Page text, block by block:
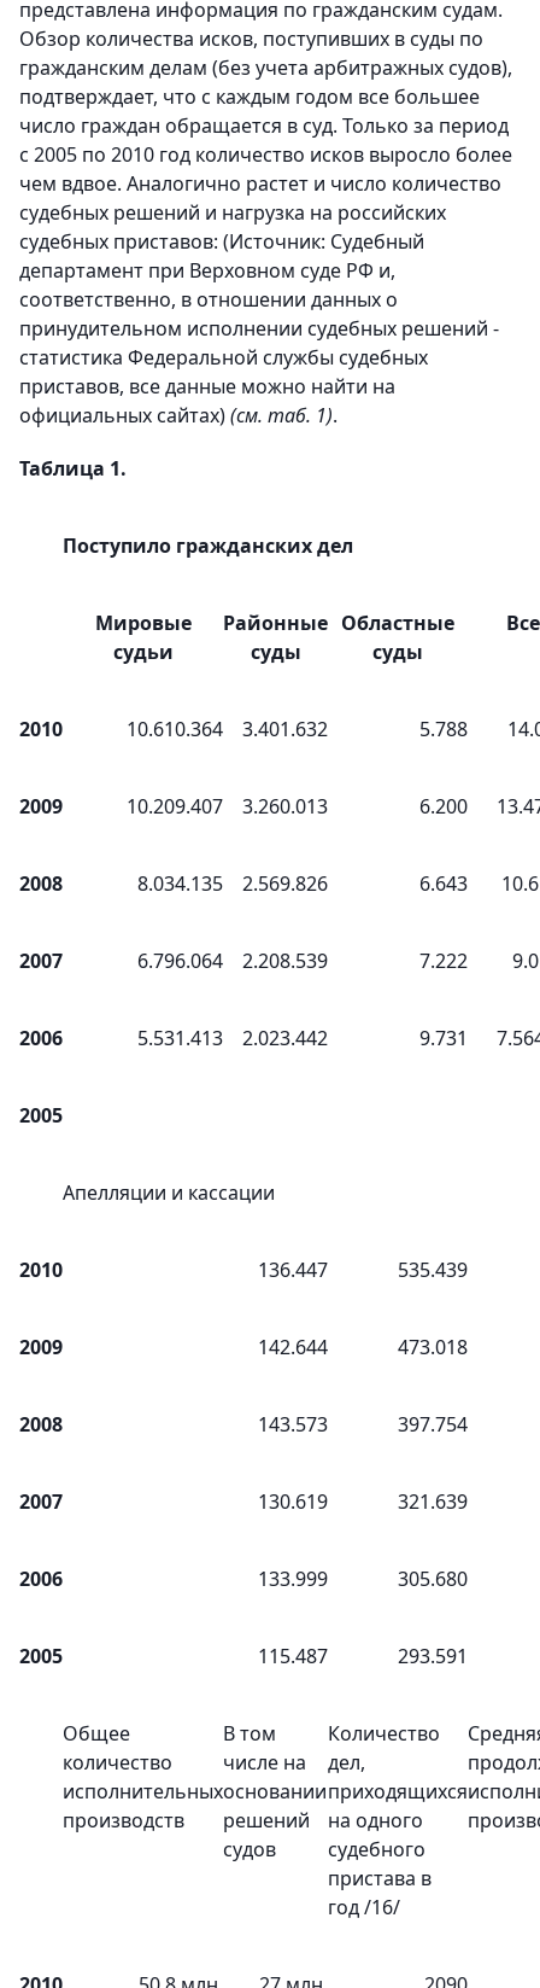
представлена информация по гражданским судам.
Обзор количества исков, поступивших в суды по
гражданским делам (без учета арбитражных судов),
подтверждает, что с каждым годом все большее
число граждан обращается в суд. Только за период
с 2005 по 2010 год количество исков выросло более
чем вдвое. Аналогично растет и число количество
судебных решений и нагрузка на российских
судебных приставов: (Источник: Судебный
департамент при Верховном суде РФ и,
соответственно, в отношении данных о
принудительном исполнении судебных решений -
статистика Федеральной службы судебных
приставов, все данные можно найти на
официальных сайтах)(см. таб. 1).
Таблица 1.
Поступило гражданских дел
Мировые
судьи
Районные
суды
Областные
суды
2010 10.610.364 3.401.632 5.788
2009 10.209.407 3.260.013 6.200
2008 8.034.135 2.569.826 6.643
2007 6.796.064 2.208.539 7.222
2006 5.531.413 2.023.442 9.731
2005
Апелляции и кассации
2010 136.447 535.439
2009 142.644 473.018
2008 143.573 397.754
2007 130.619 321.639
2006 133.999 305.680
2005 115.487 293.591
Общее
количество
исполнительных
производств
В том
числе на
основании
решений
судов
Количество
дел,
приходящихся
на одного
судебного
пристава в
год /16/